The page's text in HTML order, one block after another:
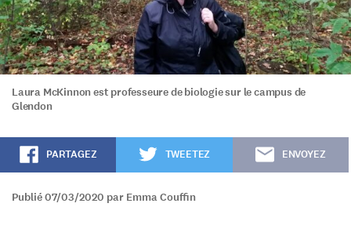
Laura McKinnon est professeure de biologie sur le campus de
Glendon
PARTAGEZ TWEETEZ ENVOYEZ
Publié 07/03/2020 par Emma Couffin